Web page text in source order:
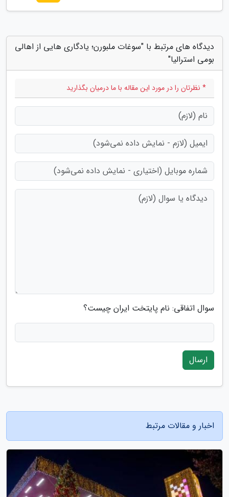
دیدگاه های مرتبط با "سوغات ملبورن؛ یادگاری هایی از اهالی
بومی استرالیا"
* نظرتان را در مورد این مقاله با ما درمیان بگذارید
سوال اتفاقی: نام پایتخت ایران چیست؟
ارسال
اخبار و مقالات مرتبط